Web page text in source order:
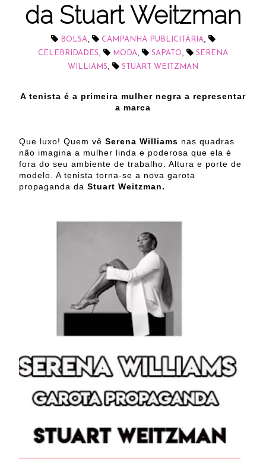
da Stuart Weitzman
BOLSA, CAMPANHA PUBLICITÁRIA,
CELEBRIDADES, MODA, SAPATO,
SERENA
WILLIAMS, STUART WEITZMAN
A tenista é a primeira mulher negra a representar
a marca
Que luxo! Quem vê Serena Williams nas quadras
não imagina a mulher linda e poderosa que ela é
fora do seu ambiente de trabalho. Altura e porte de
modelo. A tenista torna-se a nova garota
propaganda da Stuart Weitzman.